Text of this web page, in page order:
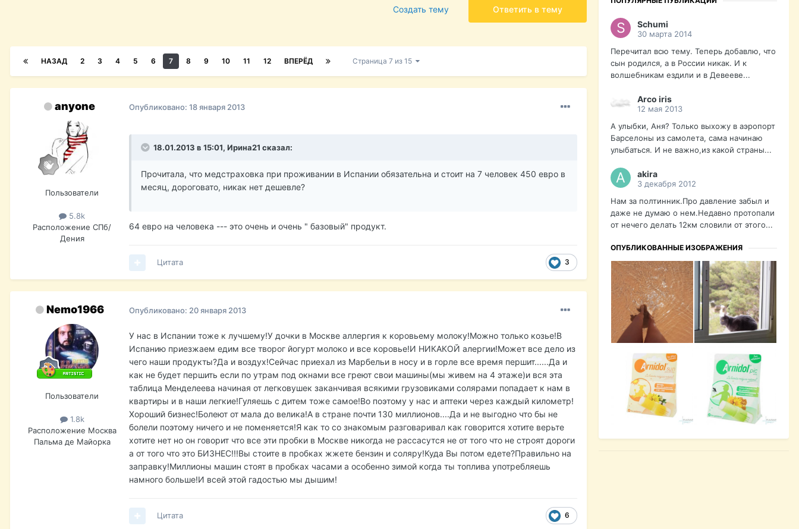
Ответить в тему
Создать тему
НАЗАД 2 3 4 5 6 7 8 9 10 11 12 ВПЕРЁД Страница 7 из 15
anyone
Пользователи
5.8k
Расположение СПб/
Дения
Опубликовано: 18 января 2013
18.01.2013 в 15:01, Ирина21 сказал:
Прочитала, что медстраховка при проживании в Испании обязательна и стоит на 7 человек 450 евро в
месяц, дороговато, никак нет дешевле?
64 евро на человека --- это очень и очень " базовый" продукт.
3
Цитата
Nemo1966
Пользователи
1.8k
Расположение Москва
Пальма де Майорка
Опубликовано: 20 января 2013
У нас в Испании тоже к лучшему!У дочки в Москве аллергия к коровьему молоку!Можно только козье!В
Испанию приезжаем едим все творог йогурт молоко и все коровье!И НИКАКОЙ алергии!Может все дело из
чего наши продукты?Да и воздух!Сейчас приехал из Марбельи в носу и в горле все время першит......Да и
как не будет першить если по утрам под окнами все греют свои машины(мы живем на 4 этаже)и вся эта
таблица Менделеева начиная от легковушек заканчивая всякими грузовиками солярами попадает к нам в
квартиры и в наши легкие!Гуляешь с дитем тоже самое!Во поэтому у нас и аптеки через каждый километр!
Хороший бизнес!Болеют от мала до велика!А в стране почти 130 миллионов....Да и не выгодно что бы не
болели поэтому ничего и не поменяется!Я как то со знакомым разговаривал как говорится хотите верьте
хотите нет но он говорит что все эти пробки в Москве никогда не рассасутся не от того что не строят дороги
а от того что это БИЗНЕС!!!Вы стоите в пробках жжете бензин и соляру!Куда Вы потом едете?Правильно на
заправку!Миллионы машин стоят в пробках часами а особенно зимой когда ты топлива употребляешь
намного больше!И всей этой гадостью мы дышим!
6
Цитата
Schumi
30 марта 2014
Перечитал всю тему. Теперь добавлю, что
сын родился, а в России никак. И к
волшебникам ездили и в Девееве...
Arco iris
12 мая 2013
А улыбки, Аня? Только выхожу в аэропорт
Барселоны из самолета, сама начинаю
улыбаться. И не важно,из какой страны...
akira
3 декабря 2012
Нам за полтинник.Про давление забыл и
даже не думаю о нем.Недавно протопали
от нечего делать 12км словили от этого...
ОПУБЛИКОВАННЫЕ ИЗОБРАЖЕНИЯ